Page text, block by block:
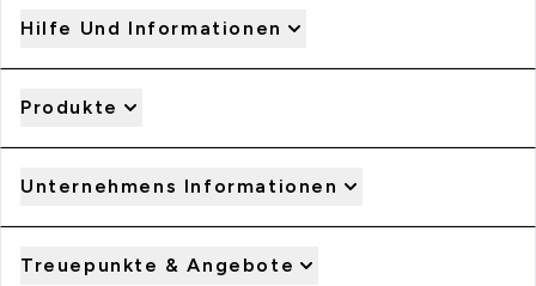
Hilfe Und Informationen
Produkte
Unternehmens Informationen
Treuepunkte & Angebote